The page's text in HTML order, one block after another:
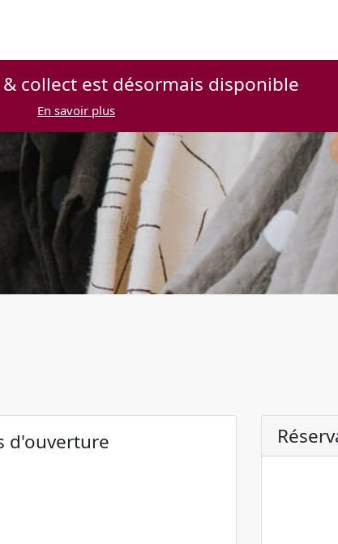
& collect est désormais disponible
En savoir plus
d'ouverture